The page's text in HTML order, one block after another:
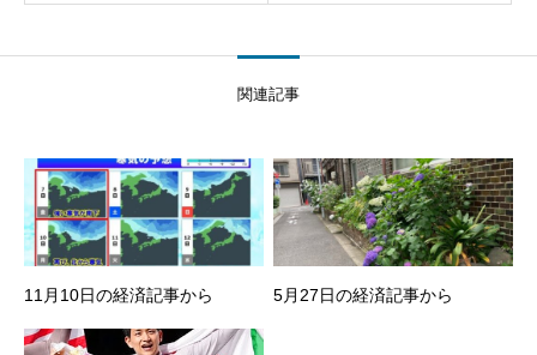
関連記事
11月10日の経済記事から 5月27日の経済記事から